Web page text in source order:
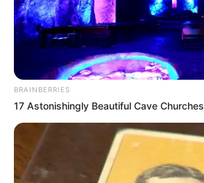
BRAINBERRIES
17 Astonishingly Beautiful Cave Churches